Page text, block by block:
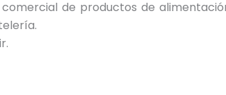
de productos de